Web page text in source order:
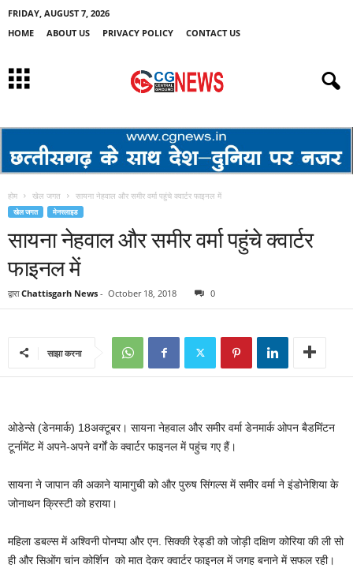
FRIDAY, AUGUST 7, 2026
HOME
ABOUT US PRIVACY POLICY CONTACT US
होम खेल जगत सायना नेहवाल और समीर वर्मा पहुंचे क्वार्टर फाइनल में
खेल जगत मेनस्लाइड
सायना नेहवाल और समीर वर्मा पहुंचे क्वार्टर
फाइनल में
द्वारा Chattisgarh News - October 18, 2018 0
साझा करना
ओडेन्से (डेनमार्क) 18अक्टूबर। सायना नेहवाल और समीर वर्मा डेनमार्क ओपन बैडमिंटन
टूर्नामेंट में अपने-अपने वर्गों के क्वार्टर फाइनल में पहुंच गए हैं।
सायना ने जापान की अकाने यामागुची को और पुरुष सिंगल्स में समीर वर्मा ने इंडोनेशिया के
जोनाथन क्रिस्टी को हराया।
महिला डबल्स में अश्विनी पोनप्पा और एन. सिक्की रेड्डी को जोड़ी दक्षिण कोरिया की ली सो
ही और सिओंग चांन कोर्शिन को मात देकर क्वार्टर फाइनल में जगह बनाने में सफल रही।